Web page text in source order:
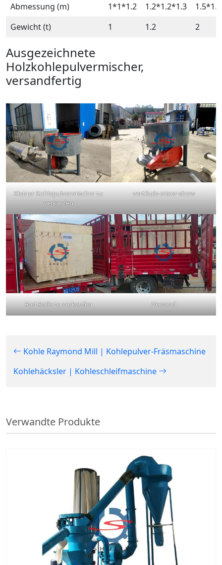
Abmessung (m) 1*1*1.2 1.2*1.2*1.3
Gewicht (t)
1 1.2 2
Ausgezeichnete
Holzkohlepulvermischer,
versandfertig
Kleiner Kohlepulvermischer zu
verkaufen
vertikale-mixer-show
Rad-Rolle zu verkaufen Versand
Kohle Raymond Mill | Kohlepulver-Fräsmaschine
Kohlehäcksler | Kohleschleifmaschine
Verwandte Produkte